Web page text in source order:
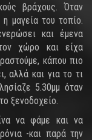
βράχους. Όταν
μαγεία του τοπίο.
και έμενα
χώρο και είχα
κάπου πιο
αλλά και για το τι
5.30μμ όταν
ξενοδοχείο.
να φάμε και να
-και παρά την